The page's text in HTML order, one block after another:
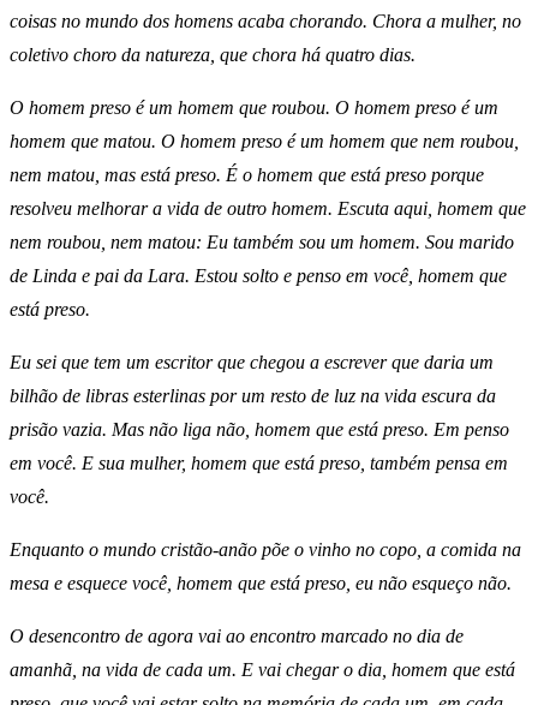
coisas no mundo dos homens acaba chorando. Chora a mulher, no
coletivo choro da natureza, que chora há quatro dias.
O homem preso é um homem que roubou. O homem preso é um
homem que matou. O homem preso é um homem que nem roubou,
nem matou, mas está preso. É o homem que está preso porque
resolveu melhorar a vida de outro homem. Escuta aqui, homem que
nem roubou, nem matou: Eu também sou um homem. Sou marido
de Linda e pai da Lara. Estou solto e penso em você, homem que
está preso.
Eu sei que tem um escritor que chegou a escrever que daria um
bilhão de libras esterlinas por um resto de luz na vida escura da
prisão vazia. Mas não liga não, homem que está preso. Em penso
em você. E sua mulher, homem que está preso, também pensa em
você.
Enquanto o mundo cristão-anão põe o vinho no copo, a comida na
mesa e esquece você, homem que está preso, eu não esqueço não.
O desencontro de agora vai ao encontro marcado no dia de
amanhã, na vida de cada um. E vai chegar o dia, homem que está